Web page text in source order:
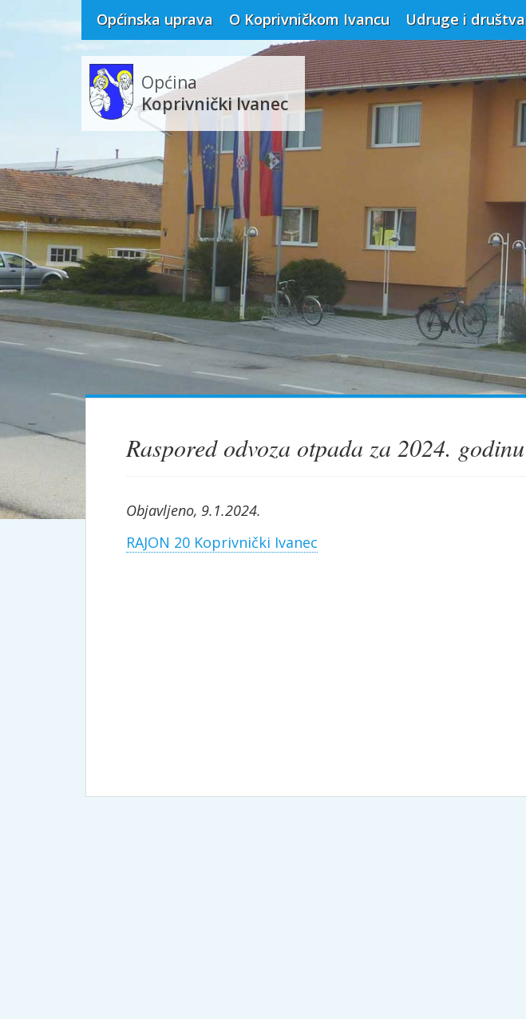
Općinska uprava O Koprivničkom Ivancu Udruge i društva
Općina
Koprivnički Ivanec
Raspored odvoza otpada za 2024. godinu
Objavljeno, 9.1.2024.
RAJON 20 Koprivnički Ivanec